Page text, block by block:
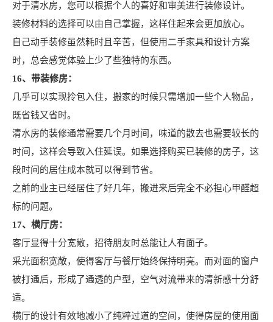
对于清水房，您可以根据个人的喜好和审美进行装修设计。
装修材料的选择可以由自己掌握，这样住起来会更加放心。
自己动手装修虽然耗时且辛苦，但使用二手家具和设计方案
时，总会感觉体验上少了些独特的东西。
16、带装修房：
几乎可以实现拎包入住，搬家的时候只需增加一些个人物品，
既省钱又省时。
清水房的装修通常需要几个月时间，味道的散去也需要较长的
时间，这样会导致入住延误。如果选择购买已装修的房子，这
段时间的居住成本就可以得到节省。
之前的业主已经居住了好几年，搬进来后完全不必担心甲醛超
标的问题。
17、横厅房：
客厅显得十分宽敞，招待朋友时总能让人有面子。
采光面积宽敞，使得客厅与餐厅始终保持明亮。而对面的窗户
被打通后，形成了通透的户型，空气对流带来的清新感十分舒
适。
横厅的设计有效地减小了纯粹过道的空间，使得房屋的使用面